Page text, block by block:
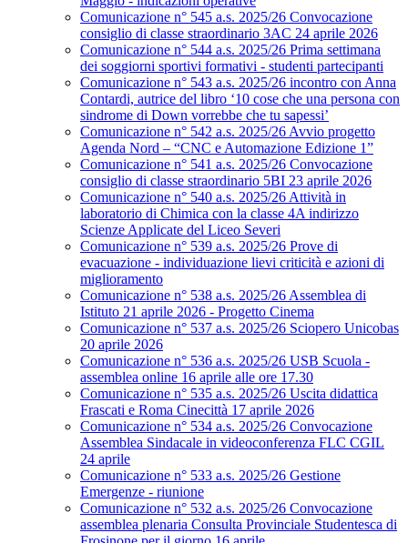
Comunicazione n° 545 a.s. 2025/26 Convocazione
consiglio di classe straordinario 3AC 24 aprile 2026
Comunicazione n° 544 a.s. 2025/26 Prima settimana
dei soggiorni sportivi formativi - studenti partecipanti
Comunicazione n° 543 a.s. 2025/26 incontro con Anna
Contardi, autrice del libro ‘10 cose che una persona con
sindrome di Down vorrebbe che tu sapessi’
Comunicazione n° 542 a.s. 2025/26 Avvio progetto
Agenda Nord – “CNC e Automazione Edizione 1”
Comunicazione n° 541 a.s. 2025/26 Convocazione
consiglio di classe straordinario 5BI 23 aprile 2026
Comunicazione n° 540 a.s. 2025/26 Attività in
laboratorio di Chimica con la classe 4A indirizzo
Scienze Applicate del Liceo Severi
Comunicazione n° 539 a.s. 2025/26 Prove di
evacuazione - individuazione lievi criticità e azioni di
miglioramento
Comunicazione n° 538 a.s. 2025/26 Assemblea di
Istituto 21 aprile 2026 - Progetto Cinema
Comunicazione n° 537 a.s. 2025/26 Sciopero Unicobas
20 aprile 2026
Comunicazione n° 536 a.s. 2025/26 USB Scuola -
assemblea online 16 aprile alle ore 17.30
Comunicazione n° 535 a.s. 2025/26 Uscita didattica
Frascati e Roma Cinecittà 17 aprile 2026
Comunicazione n° 534 a.s. 2025/26 Convocazione
Assemblea Sindacale in videoconferenza FLC CGIL
24 aprile
Comunicazione n° 533 a.s. 2025/26 Gestione
Emergenze - riunione
Comunicazione n° 532 a.s. 2025/26 Convocazione
assemblea plenaria Consulta Provinciale Studentesca di